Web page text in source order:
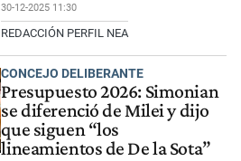
30-12-2025 11:30
REDACCIÓN PERFIL NEA
CONCEJO DELIBERANTE
Presupuesto 2026: Simonian
se diferenció de Milei y dijo
que siguen “los
lineamientos de De la Sota”